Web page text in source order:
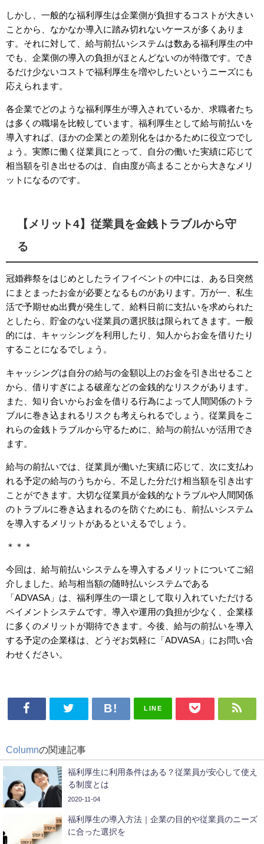
しかし、一般的な福利厚生は企業側が負担するコストが大きい
ことから、なかなか導入に踏み切れないケースが多くありま
す。それに対して、給与前払いシステムは数ある福利厚生の中
でも、企業側の導入の負担がほとんどないのが特徴です。でき
るだけ少ないコストで福利厚生を増やしたいというニーズにも
応えられます。
各企業でどのような福利厚生が導入されているか、求職者たち
は多くの職場を比較しています。福利厚生として給与前払いを
導入すれば、ほかの企業との差別化をはかるために役立つでし
ょう。実際に働く従業員にとって、自分の働いた実績に応じて
相当額を引き出せるのは、自由度が高まることから大きなメリ
ットになるのです。
【メリット4】従業員を金銭トラブルから守
る
冠婚葬祭をはじめとしたライフイベントの中には、ある日突然
にまとまったお金が必要となるものがあります。万が一、私生
活で予期せぬ出費が発生して、給料日前に支払いを求められた
としたら、貯金のない従業員の選択肢は限られてきます。一般
的には、キャッシングを利用したり、知人からお金を借りたり
することになるでしょう。
キャッシングは自分の給与の金額以上のお金を引き出せること
から、借りすぎによる破産などの金銭的なリスクがあります。
また、知り合いからお金を借りる行為によって人間関係のトラ
ブルに巻き込まれるリスクも考えられるでしょう。従業員をこ
れらの金銭トラブルから守るために、給与の前払いが活用でき
ます。
給与の前払いでは、従業員が働いた実績に応じて、次に支払わ
れる予定の給与のうちから、不足した分だけ相当額を引き出す
ことができます。大切な従業員が金銭的なトラブルや人間関係
のトラブルに巻き込まれるのを防ぐためにも、前払いシステム
を導入するメリットがあるといえるでしょう。
＊＊＊
今回は、給与前払いシステムを導入するメリットについてご紹
介しました。給与相当額の随時払いシステムである
「ADVASA」は、福利厚生の一環として取り入れていただける
ペイメントシステムです。導入や運用の負担が少なく、企業様
に多くのメリットが期待できます。今後、給与の前払いを導入
する予定の企業様は、どうぞお気軽に「ADVASA」にお問い合
わせください。
LINE
Columnの関連記事
福利厚生に利用条件はある？従業員が安心して使え
る制度とは
2020-11-04
福利厚生の導入方法｜企業の目的や従業員のニーズ
に合った選択を